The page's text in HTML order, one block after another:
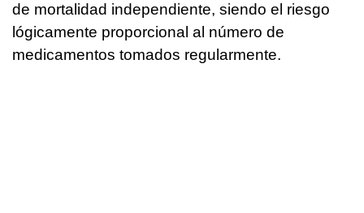
de mortalidad independiente, siendo el riesgo
lógicamente proporcional al número de
medicamentos tomados regularmente.